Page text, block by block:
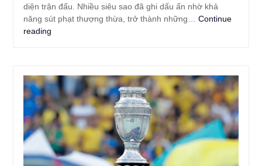
diện trận đấu. Nhiều siêu sao đã ghi dấu ấn nhờ khả
năng sút phạt thượng thừa, trở thành những… Continue
reading